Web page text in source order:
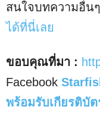
สนใจบทความอื่น
ได้ที่นี่เลย
ขอบคุณที่มา :
Facebook
พร้อมรับเกียรติบัต